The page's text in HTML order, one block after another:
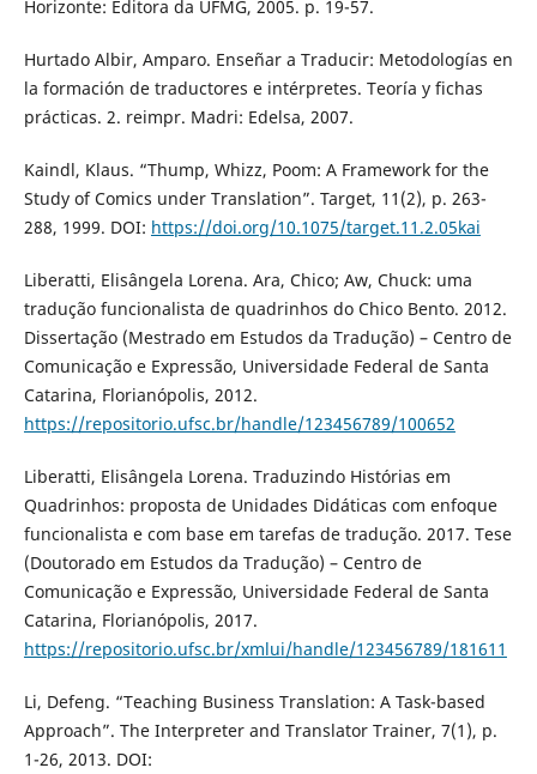
Horizonte: Editora da UFMG, 2005. p. 19-57.
Hurtado Albir, Amparo. Enseñar a Traducir: Metodologías en
la formación de traductores e intérpretes. Teoría y fichas
prácticas. 2. reimpr. Madri: Edelsa, 2007.
Kaindl, Klaus. “Thump, Whizz, Poom: A Framework for the
Study of Comics under Translation”. Target, 11(2), p. 263-
288, 1999. DOI: https://doi.org/10.1075/target.11.2.05kai
Liberatti, Elisângela Lorena. Ara, Chico; Aw, Chuck: uma
tradução funcionalista de quadrinhos do Chico Bento. 2012.
Dissertação (Mestrado em Estudos da Tradução) – Centro de
Comunicação e Expressão, Universidade Federal de Santa
Catarina, Florianópolis, 2012.
https://repositorio.ufsc.br/handle/123456789/100652
Liberatti, Elisângela Lorena. Traduzindo Histórias em
Quadrinhos: proposta de Unidades Didáticas com enfoque
funcionalista e com base em tarefas de tradução. 2017. Tese
(Doutorado em Estudos da Tradução) – Centro de
Comunicação e Expressão, Universidade Federal de Santa
Catarina, Florianópolis, 2017.
https://repositorio.ufsc.br/xmlui/handle/123456789/181611
Li, Defeng. “Teaching Business Translation: A Task-based
Approach”. The Interpreter and Translator Trainer, 7(1), p.
1-26, 2013. DOI: